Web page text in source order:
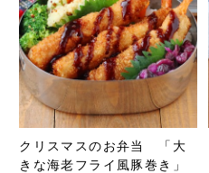
クリスマスのお弁当 「大
きな海老フライ風豚巻き」